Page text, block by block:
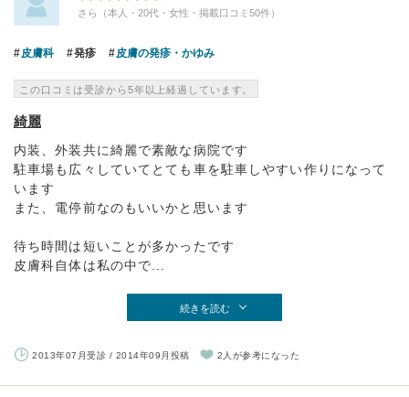
さら（本人・20代・女性・掲載口コミ50件）
皮膚科 発疹 皮膚の発疹・かゆみ
この口コミは受診から5年以上経過しています。
綺麗
内装、外装共に綺麗で素敵な病院です
駐車場も広々していてとても車を駐車しやすい作りになって
います
また、電停前なのもいいかと思います
待ち時間は短いことが多かったです
皮膚科自体は私の中で...
続きを読む
2013年07月受診 / 2014年09月投稿 2人が参考になった